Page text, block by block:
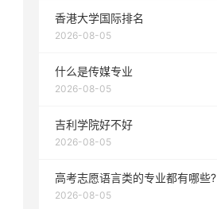
香港大学国际排名
2026-08-05
什么是传媒专业
2026-08-05
吉利学院好不好
2026-08-05
高考志愿语言类的专业都有哪些?
2026-08-05